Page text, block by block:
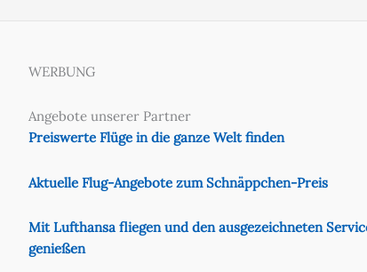
WERBUNG
Angebote unserer Partner
Preiswerte Flüge in die ganze Welt finden
Aktuelle Flug-Angebote zum Schnäppchen-Preis
Mit Lufthansa fliegen und den ausgezeichneten
genießen